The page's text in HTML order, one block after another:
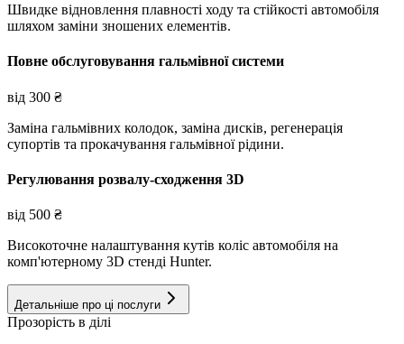
Швидке відновлення плавності ходу та стійкості автомобіля
шляхом заміни зношених елементів.
Повне обслуговування гальмівної системи
від 300 ₴
Заміна гальмівних колодок, заміна дисків, регенерація
супортів та прокачування гальмівної рідини.
Регулювання розвалу-сходження 3D
від 500 ₴
Високоточне налаштування кутів коліс автомобіля на
комп'ютерному 3D стенді Hunter.
Детальніше про ці послуги
Прозорість в ділі